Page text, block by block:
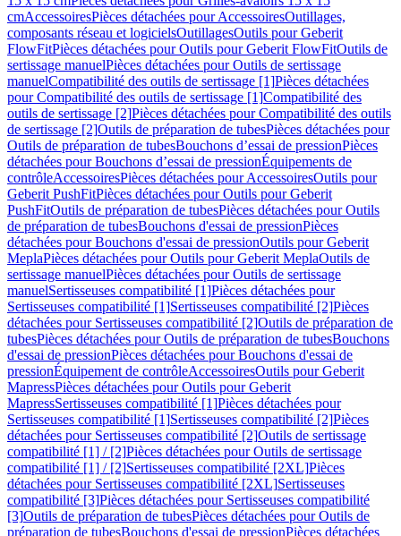
cmAccessoiresPièces détachées pour AccessoiresOutillages,
composants réseau et logicielsOutillagesOutils pour Geberit
FlowFitPièces détachées pour Outils pour Geberit FlowFitOutils de
sertissage manuelPièces détachées pour Outils de sertissage
manuelCompatibilité des outils de sertissage [1]Pièces détachées
pour Compatibilité des outils de sertissage [1]Compatibilité des
outils de sertissage [2]Pièces détachées pour Compatibilité des outils
de sertissage [2]Outils de préparation de tubesPièces détachées pour
Outils de préparation de tubesBouchons d’essai de pressionPièces
détachées pour Bouchons d’essai de pressionÉquipements de
contrôleAccessoiresPièces détachées pour AccessoiresOutils pour
Geberit PushFitPièces détachées pour Outils pour Geberit
PushFitOutils de préparation de tubesPièces détachées pour Outils
de préparation de tubesBouchons d'essai de pressionPièces
détachées pour Bouchons d'essai de pressionOutils pour Geberit
MeplaPièces détachées pour Outils pour Geberit MeplaOutils de
sertissage manuelPièces détachées pour Outils de sertissage
manuelSertisseuses compatibilité [1]Pièces détachées pour
Sertisseuses compatibilité [1]Sertisseuses compatibilité [2]Pièces
détachées pour Sertisseuses compatibilité [2]Outils de préparation de
tubesPièces détachées pour Outils de préparation de tubesBouchons
d'essai de pressionPièces détachées pour Bouchons d'essai de
pressionÉquipement de contrôleAccessoiresOutils pour Geberit
MapressPièces détachées pour Outils pour Geberit
MapressSertisseuses compatibilité [1]Pièces détachées pour
Sertisseuses compatibilité [1]Sertisseuses compatibilité [2]Pièces
détachées pour Sertisseuses compatibilité [2]Outils de sertissage
compatibilité [1] / [2]Pièces détachées pour Outils de sertissage
compatibilité [1] / [2]Sertisseuses compatibilité [2XL]Pièces
détachées pour Sertisseuses compatibilité [2XL]Sertisseuses
compatibilité [3]Pièces détachées pour Sertisseuses compatibilité
[3]Outils de préparation de tubesPièces détachées pour Outils de
préparation de tubesBouchons d'essai de pressionPièces détachées